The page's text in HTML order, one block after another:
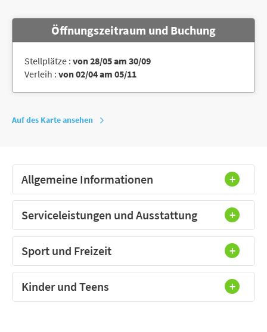
Öffnungszeitraum und Buchung
Stellplätze : von 28/05 am 30/09
Verleih : von 02/04 am 05/11
Auf des Karte ansehen
Allgemeine Informationen
Serviceleistungen und Ausstattung
Sport und Freizeit
Kinder und Teens